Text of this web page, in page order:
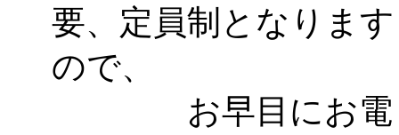
要、定員制となります
ので、
お早目にお電